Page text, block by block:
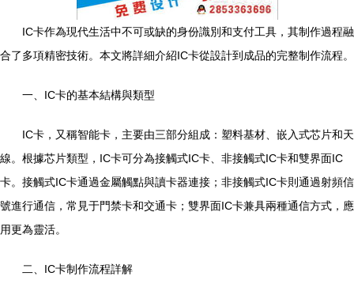
IC卡作為現代生活中不可或缺的身份識別和支付工具，其制作過程融
合了多項精密技術。本文將詳細介紹IC卡從設計到成品的完整制作流程。
一、IC卡的基本結構與類型
IC卡，又稱智能卡，主要由三部分組成：塑料基材、嵌入式芯片和天
線。根據芯片類型，IC卡可分為接觸式IC卡、非接觸式IC卡和雙界面IC
卡。接觸式IC卡通過金屬觸點與讀卡器連接；非接觸式IC卡則通過射頻信
號進行通信，常見于門禁卡和交通卡；雙界面IC卡兼具兩種通信方式，應
用更為靈活。
二、IC卡制作流程詳解